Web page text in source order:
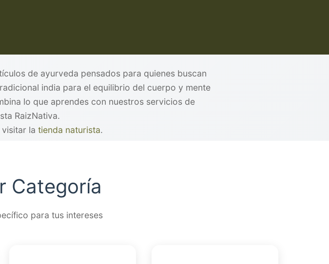
de ayurveda pensados para quienes buscan
india para el equilibrio del cuerpo y mente
lo que aprendes con nuestros servicios de
RaizNativa.
visitar la tienda naturista.
Categoría
para tus intereses